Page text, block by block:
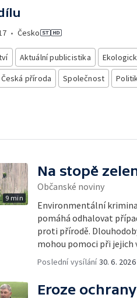
• Česko
Aktuální publicistika
Česká příroda Společnost
9 min
Na stopě
Občanské noviny
Environmentální
pomáhá odhalovat
proti přírodě.
mohou pomoci při jejich
Poslední vysílání30. 6. 2026
Eroze